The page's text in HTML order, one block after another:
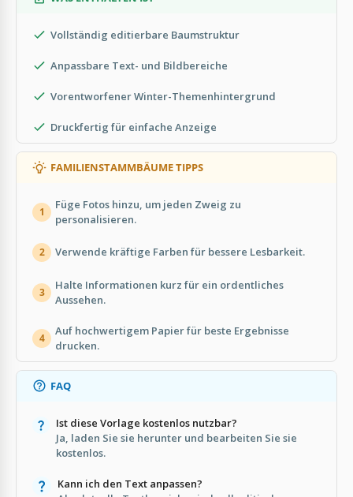
Vollständig editierbare Baumstruktur
Anpassbare Text- und Bildbereiche
Vorentworfener Winter-Themenhintergrund
Druckfertig für einfache Anzeige
FAMILIENSTAMMBÄUME TIPPS
1
Füge Fotos hinzu, um jeden Zweig zu
personalisieren.
2 Verwende kräftige Farben für bessere Lesbarkeit.
3
Halte Informationen kurz für ein ordentliches
Aussehen.
4
Auf hochwertigem Papier für beste Ergebnisse
drucken.
FAQ
Ist diese Vorlage kostenlos nutzbar?
Ja, laden Sie sie herunter und bearbeiten Sie sie
kostenlos.
Kann ich den Text anpassen?